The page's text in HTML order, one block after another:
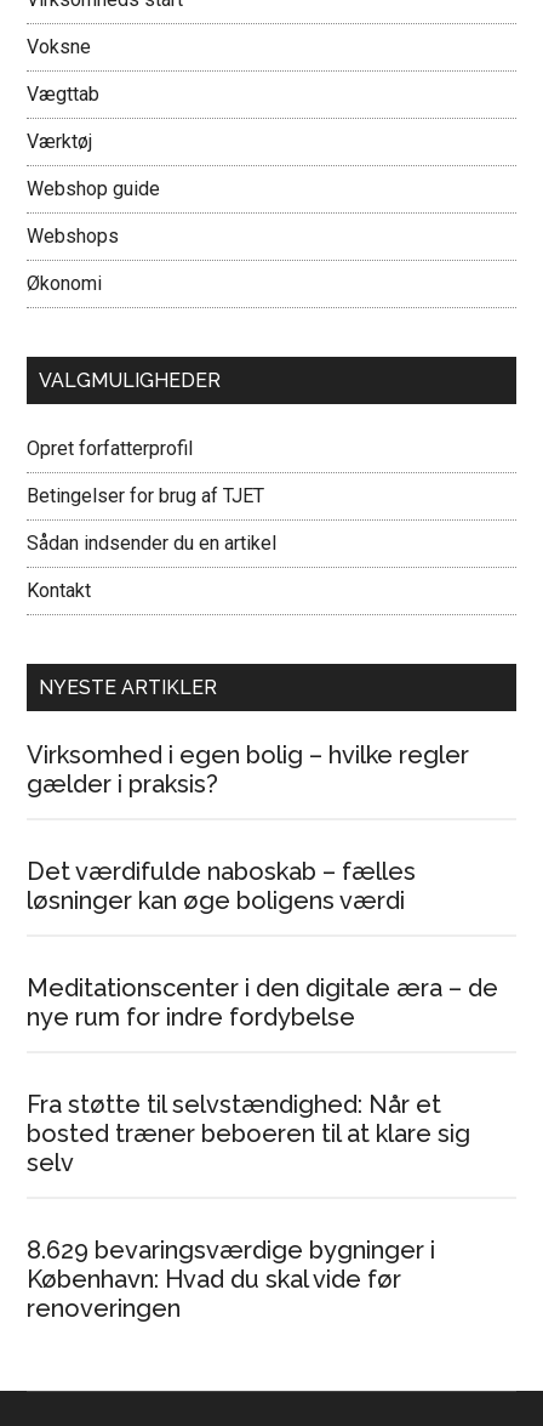
Voksne
Vægttab
Værktøj
Webshop guide
Webshops
Økonomi
VALGMULIGHEDER
Opret forfatterprofil
Betingelser for brug af TJET
Sådan indsender du en artikel
Kontakt
NYESTE ARTIKLER
Virksomhed i egen bolig – hvilke regler
gælder i praksis?
Det værdifulde naboskab – fælles
løsninger kan øge boligens værdi
Meditationscenter i den digitale æra – de
nye rum for indre fordybelse
Fra støtte til selvstændighed: Når et
bosted træner beboeren til at klare sig
selv
8.629 bevaringsværdige bygninger i
København: Hvad du skal vide før
renoveringen